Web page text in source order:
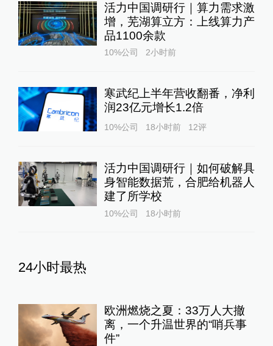
活力中国调研行｜算力需求激
增，芜湖算立方：上线算力产
品1100余款
10%公司 2小时前
寒武纪上半年营收翻番，净利
润23亿元增长1.2倍
10%公司 18小时前 12评
活力中国调研行｜如何破解具
身智能数据荒，合肥给机器人
建了所学校
10%公司 18小时前
24小时最热
欧洲燃烧之夏：33万人大撤
离，一个升温世界的“哨兵事
件”